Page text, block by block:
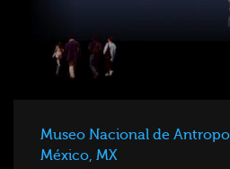
Museo Nacional de
México, MX